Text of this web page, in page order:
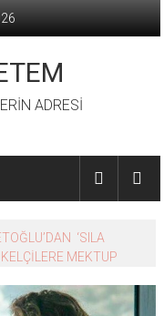
ADRESİ
‘SILA
MEKTUP